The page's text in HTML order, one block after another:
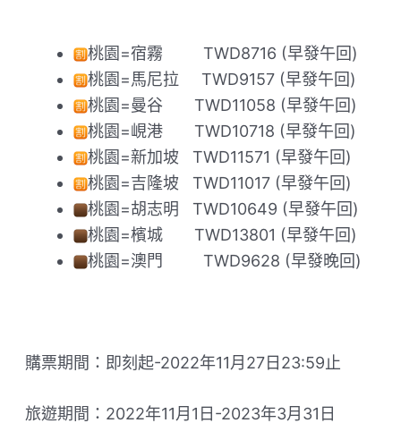
桃園=宿霧 ​ ​ ​ ​ ​ ​ ​ ​ TWD8716 (早發午回)
桃園=馬尼拉 ​ ​ ​ ​ TWD9157 (早發午回)
桃園=曼谷 ​ ​ ​ ​ ​ ​ TWD11058 (早發午回)
桃園=峴港 ​ ​ ​ ​ ​ ​ TWD10718 (早發午回)
桃園=新加坡 ​ ​ TWD11571 (早發午回)
桃園=吉隆坡 ​ ​ TWD11017 (早發午回)
桃園=胡志明 ​ ​ TWD10649 (早發午回)
桃園=檳城 ​ ​ ​ ​ ​ ​ TWD13801 (早發午回)
桃園=澳門 ​ ​ ​ ​ ​ ​ ​ ​ TWD9628 (早發晚回)
購票期間：即刻起-2022年11月27日23:59止
旅遊期間：2022年11月1日-2023年3月31日